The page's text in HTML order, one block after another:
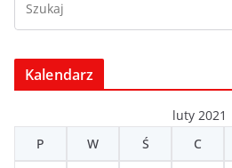
Kalendarz
luty 2021
P
W Ś C